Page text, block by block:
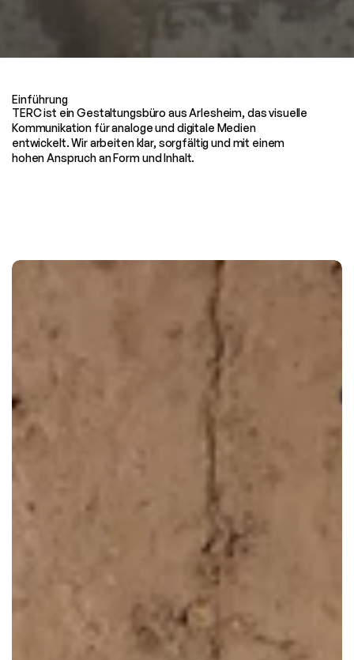
Einführung
TERC ist ein Gestaltungsbüro aus Arlesheim, das visuelle
Kommunikation für analoge und digitale Medien
entwickelt. Wir arbeiten klar, sorgfältig und mit einem
hohen Anspruch an Form und Inhalt.